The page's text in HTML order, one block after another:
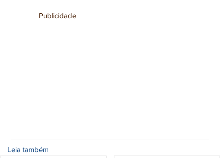
Publicidade
Leia também